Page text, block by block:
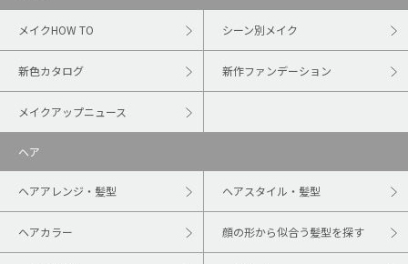
メイクHOW TO シーン別メイク
新色カタログ 新作ファンデーション
メイクアップニュース
ヘア
ヘアアレンジ・髪型 ヘアスタイル・髪型
ヘアカラー 顔の形から似合う髪型を探す